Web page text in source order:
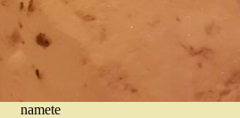
namete